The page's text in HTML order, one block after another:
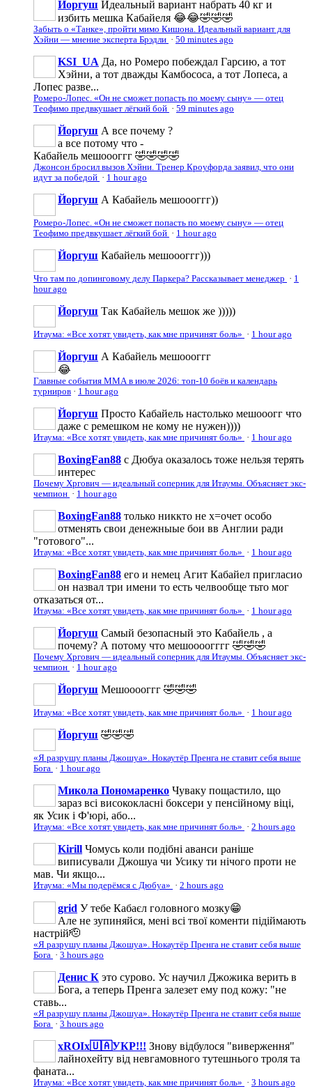
Йоргуш Идеальный вариант набрать 40 кг и
избить мешка Кабайеля 😂😂🤣🤣🤣
Забыть о «Танке», пройти мимо Кишона. Идеальный вариант для
Хэйни — мнение эксперта Брэдли · 50 minutes ago
KSI_UA Да, но Ромеро побеждал Гарсию, а тот
Хэйни, а тот дважды Камбососа, а тот Лопеса, а
Лопес разве...
Ромеро-Лопес. «Он не сможет попасть по моему сыну» — отец
Теофимо предвкушает лёгкий бой · 59 minutes ago
Йоргуш А все почему ?
а все потому что -
Кабайель мешоооггг 🤣🤣🤣🤣
Джонсон бросил вызов Хэйни. Тренер Кроуфорда заявил, что они
идут за победой · 1 hour ago
Йоргуш А Кабайель мешоооггг))
Ромеро-Лопес. «Он не сможет попасть по моему сыну» — отец
Теофимо предвкушает лёгкий бой · 1 hour ago
Йоргуш Кабайель мешоооггг)))
Что там по допинговому делу Паркера? Рассказывает менеджер · 1
hour ago
Йоргуш Так Кабайель мешок же )))))
Итаума: «Все хотят увидеть, как мне причинят боль» · 1 hour ago
Йоргуш А Кабайель мешоооггг
😂
Главные события ММА в июле 2026: топ-10 боёв и календарь
турниров · 1 hour ago
Йоргуш Просто Кабайель настолько мешооогг что
даже с ремешком не кому не нужен))))
Итаума: «Все хотят увидеть, как мне причинят боль» · 1 hour ago
BoxingFan88 с Дюбуа оказалось тоже нельзя терять
интерес
Почему Хргович — идеальный соперник для Итаумы. Объясняет экс-
чемпион · 1 hour ago
BoxingFan88 только никкто не х=очет особо
отменять свои денежныые бои вв Англии ради
"готового"...
Итаума: «Все хотят увидеть, как мне причинят боль» · 1 hour ago
BoxingFan88 его и немец Агит Кабайел пригласио
он назвал три имени то есть челвообще тьто мог
отказаться от...
Итаума: «Все хотят увидеть, как мне причинят боль» · 1 hour ago
Йоргуш Самый безопасный это Кабайель , а
почему? А потому что мешоооогггг 🤣🤣🤣
Почему Хргович — идеальный соперник для Итаумы. Объясняет экс-
чемпион · 1 hour ago
Йоргуш Мешооооггг 🤣🤣🤣
Итаума: «Все хотят увидеть, как мне причинят боль» · 1 hour ago
Йоргуш 🤣🤣🤣
«Я разрушу планы Джошуа». Нокаутёр Пренга не ставит себя выше
Бога · 1 hour ago
Микола Пономаренко Чуваку пощастило, що
зараз всі висококласні боксери у пенсійному віці,
як Усик і Ф'юрі, або...
Итаума: «Все хотят увидеть, как мне причинят боль» · 2 hours ago
Kirill Чомусь коли подібні аванси раніше
виписували Джошуа чи Усику ти нічого проти не
мав. Чи якщо...
Итаума: «Мы подерёмся с Дюбуа» · 2 hours ago
grid У тебе Кабаєл головного мозку😁
Але не зупиняйся, мені всі твої коменти підіймають
настрій🫡
«Я разрушу планы Джошуа». Нокаутёр Пренга не ставит себя выше
Бога · 3 hours ago
Денис К это сурово. Ус научил Джожика верить в
Бога, а теперь Пренга залезет ему под кожу: "не
ставь...
«Я разрушу планы Джошуа». Нокаутёр Пренга не ставит себя выше
Бога · 3 hours ago
xROIx🇺🇦УКР!!! Знову відбулося "виверження"
лайнохейту від невгамовного тутешнього троля та
фаната...
Итаума: «Все хотят увидеть, как мне причинят боль» · 3 hours ago